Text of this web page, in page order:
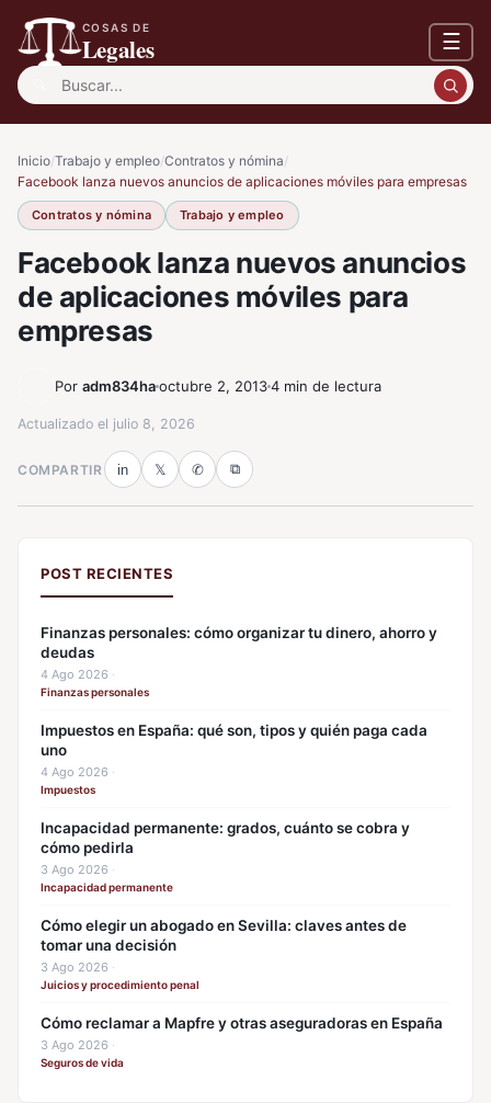
COSAS DE
Legales ☰
Buscar:
Inicio/Trabajo y empleo/Contratos y nómina/
Facebook lanza nuevos anuncios de aplicaciones móviles para empresas
Contratos y nómina Trabajo y empleo
Facebook lanza nuevos anuncios
de aplicaciones móviles para
empresas
Por adm834haoctubre 2, 20134 min de lectura
Actualizado el julio 8, 2026
COMPARTIR in 𝕏 ✆ ⧉
POST RECIENTES
Finanzas personales: cómo organizar tu dinero, ahorro y
deudas
4 Ago 2026 ·
Finanzas personales
Impuestos en España: qué son, tipos y quién paga cada
uno
4 Ago 2026 ·
Impuestos
Incapacidad permanente: grados, cuánto se cobra y
cómo pedirla
3 Ago 2026 ·
Incapacidad permanente
Cómo elegir un abogado en Sevilla: claves antes de
tomar una decisión
3 Ago 2026 ·
Juicios y procedimiento penal
Cómo reclamar a Mapfre y otras aseguradoras en España
3 Ago 2026 ·
Seguros de vida